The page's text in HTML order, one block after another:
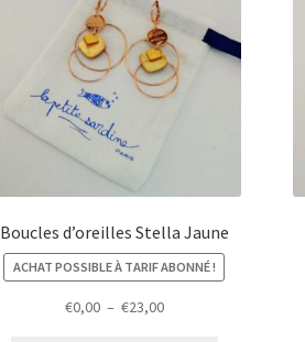
Boucles d’oreilles Stella Jaune
ACHAT POSSIBLE À TARIF ABONNÉ !
€0,00 – €23,00Plage